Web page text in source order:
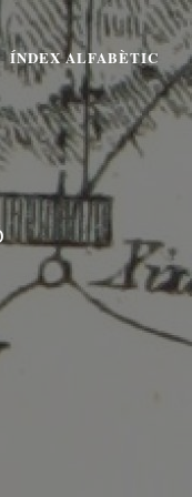
ÍNDEX ALFABÈTIC